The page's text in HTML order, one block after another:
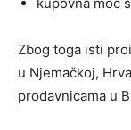
kupovna moć
Zbog toga isti
u Njemačkoj,
prodavnicama u